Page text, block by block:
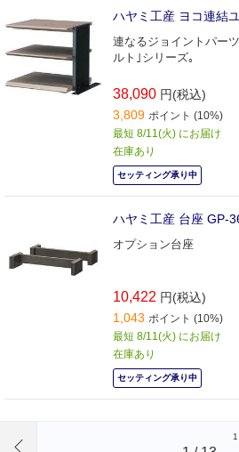
ハヤミ工産 ヨコ連結
連なるジョイントパー
ルト｣シリーズ｡
38,090 円(税込)
3,809 ポイント (10%)
最短 8/11(火) にお届け
在庫あり
セッティング承り中
ハヤミ工産 台座 GP-
オプション台座
10,422 円(税込)
1,043 ポイント (10%)
最短 8/11(火) にお届け
在庫あり
セッティング承り中
1